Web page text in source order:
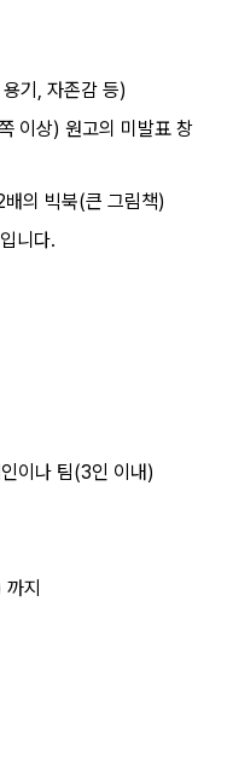
용기, 자존감 등)
쪽 이상) 원고의 미발표 창
배의 빅북(큰 그림책)
니다.
이나 팀(3인 이내)
까지